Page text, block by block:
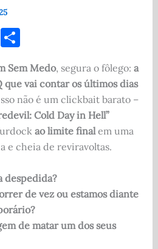
S
ar
e
Sem Medo, segura o fôlego: a
que vai contar os últimos dias
não é um clickbait barato –
Cold Day in Hell”
ao limite finalem uma
e cheia de reviravoltas.
despedida?
de vez ou estamos diante
de matar um dos seus